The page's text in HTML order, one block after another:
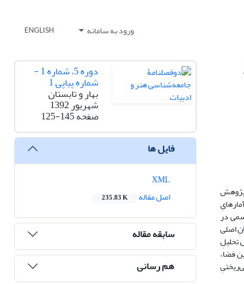
ورود به سامانه ENGLISH
پژوهش
در
اصلی
تحلیلِ
فضا،
دوره 5، شماره 1 -
شماره پیاپی 1
بهار و تابستان
شهریور 1392
صفحه125-145
فایل ها
اصل مقاله
235.83 K
سابقه مقاله
هم رسانی